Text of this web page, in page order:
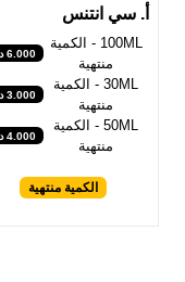
أ. سي انتنس
100ML - الكمية
منتهية
6.000 دينار
30ML - الكمية
منتهية
3.000 دينار
50ML - الكمية
منتهية
4.000 دينار
الكمية منتهية